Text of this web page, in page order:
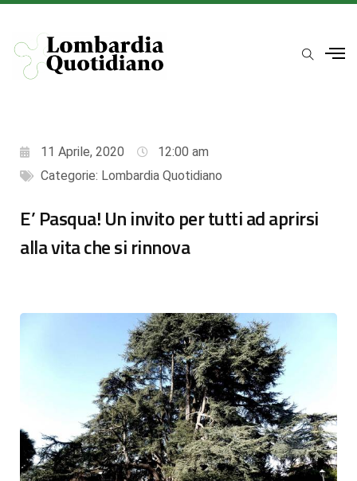
11 Aprile, 2020
12:00 am
Categorie: Lombardia Quotidiano
E’ Pasqua! Un invito per tutti ad aprirsi
alla vita che si rinnova